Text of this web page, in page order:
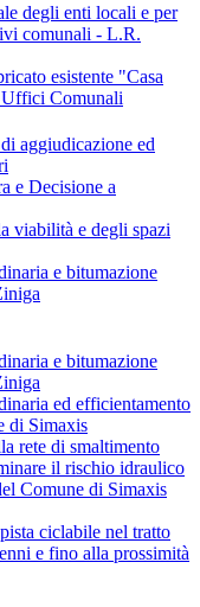
degli enti locali e per
comunali - L.R.
esistente "Casa
Uffici Comunali
aggiudicazione ed
e Decisione a
viabilità e degli spazi
e bitumazione
e bitumazione
ed efficientamento
di Simaxis
rete di smaltimento
il rischio idraulico
Comune di Simaxis
ciclabile nel tratto
e fino alla prossimità